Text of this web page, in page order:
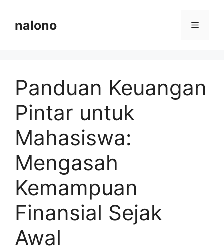
nalono Menu
Panduan Keuangan
Pintar untuk
Mahasiswa:
Mengasah
Kemampuan
Finansial Sejak
Awal